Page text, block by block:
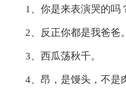
1、你是来表演哭的吗
2、反正你都是我爸爸。
3、西瓜荡秋千。
4、昂，是馒头，不是